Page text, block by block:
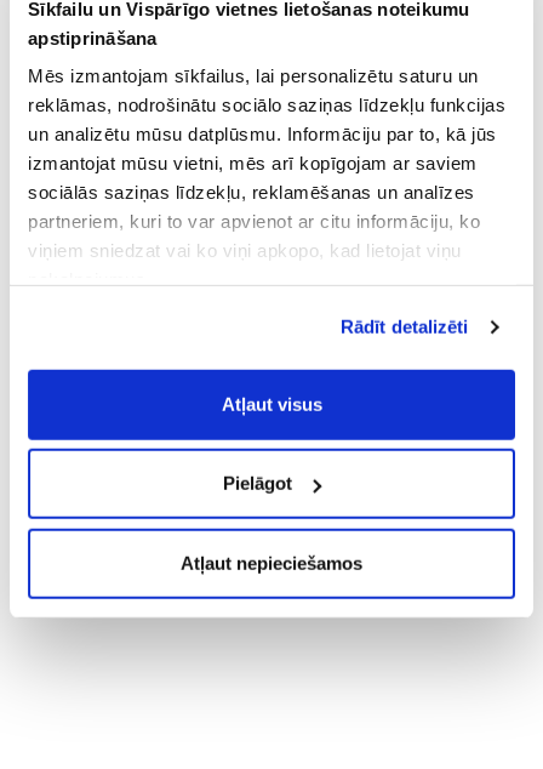
Sīkfailu un Vispārīgo vietnes lietošanas noteikumu
apstiprināšana
Mēs izmantojam sīkfailus, lai personalizētu saturu un
reklāmas, nodrošinātu sociālo saziņas līdzekļu funkcijas
un analizētu mūsu datplūsmu. Informāciju par to, kā jūs
izmantojat mūsu vietni, mēs arī kopīgojam ar saviem
sociālās saziņas līdzekļu, reklamēšanas un analīzes
partneriem, kuri to var apvienot ar citu informāciju, ko
viņiem sniedzat vai ko viņi apkopo, kad lietojat viņu
Vispārīgiem vietnes lietošanas
noteikumiem(saīsināti - VVLN).
Rādīt detalizēti
Atļaut visus
Pielāgot
Atļaut nepieciešamos